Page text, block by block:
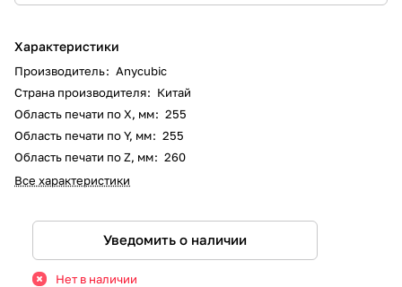
Характеристики
Производитель: Anycubic
Страна производителя: Китай
Область печати по X, мм: 255
Область печати по Y, мм: 255
Область печати по Z, мм: 260
Все характеристики
Уведомить о наличии
Нет в наличии